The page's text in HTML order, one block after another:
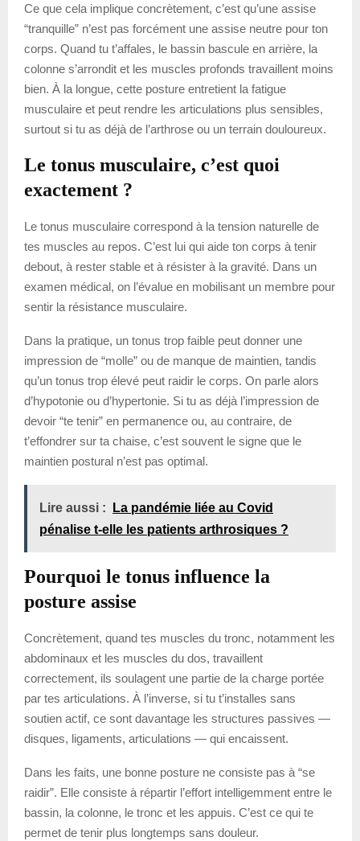
Ce que cela implique concrètement, c’est qu’une assise
“tranquille” n’est pas forcément une assise neutre pour ton
corps. Quand tu t’affales, le bassin bascule en arrière, la
colonne s’arrondit et les muscles profonds travaillent moins
bien. À la longue, cette posture entretient la fatigue
musculaire et peut rendre les articulations plus sensibles,
surtout si tu as déjà de l’arthrose ou un terrain douloureux.
Le tonus musculaire, c’est quoi
exactement ?
Le tonus musculaire correspond à la tension naturelle de
tes muscles au repos. C’est lui qui aide ton corps à tenir
debout, à rester stable et à résister à la gravité. Dans un
examen médical, on l’évalue en mobilisant un membre pour
sentir la résistance musculaire.
Dans la pratique, un tonus trop faible peut donner une
impression de “molle” ou de manque de maintien, tandis
qu’un tonus trop élevé peut raidir le corps. On parle alors
d’hypotonie ou d’hypertonie. Si tu as déjà l’impression de
devoir “te tenir” en permanence ou, au contraire, de
t’effondrer sur ta chaise, c’est souvent le signe que le
maintien postural n’est pas optimal.
Lire aussi :
La pandémie liée au Covid
pénalise t-elle les patients arthrosiques ?
Pourquoi le tonus influence la
posture assise
Concrètement, quand tes muscles du tronc, notamment les
abdominaux et les muscles du dos, travaillent
correctement, ils soulagent une partie de la charge portée
par tes articulations. À l’inverse, si tu t’installes sans
soutien actif, ce sont davantage les structures passives —
disques, ligaments, articulations — qui encaissent.
Dans les faits, une bonne posture ne consiste pas à “se
raidir”. Elle consiste à répartir l’effort intelligemment entre le
bassin, la colonne, le tronc et les appuis. C’est ce qui te
permet de tenir plus longtemps sans douleur.